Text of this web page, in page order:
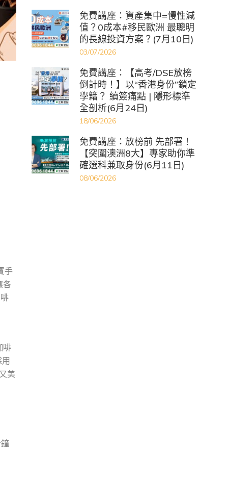
手
各
啡
美
免費講座：資產集中=慢性減
值？0成本#移民歐洲 最聰明
的長線投資方案？(7月10日)
03/07/2026
免費講座：【高考/DSE放榜
倒計時！】以“香港身份”鎖定
學籍？ 續簽痛點 | 隱形標準
全剖析(6月24日)
18/06/2026
免費講座：放榜前 先部署！
【突圍澳洲8大】專家助你準
確選科兼取身份(6月11日)
08/06/2026